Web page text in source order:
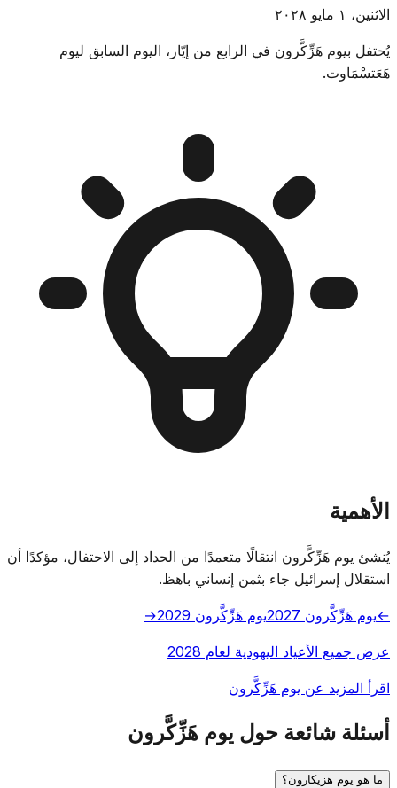
الاثنين، ١ مايو ٢٠٢٨
يُحتفل بيوم هَزِّكَّرون في الرابع من إيّار، اليوم السابق ليوم
هَعَتسْمَاوت.
الأهمية
يُنشئ يوم هَزِّكَّرون انتقالًا متعمدًا من الحداد إلى الاحتفال، مؤكدًا أن
استقلال إسرائيل جاء بثمن إنساني باهظ.
←يوم هَزِّكَّرون 2027 يوم هَزِّكَّرون 2029 →
عرض جميع الأعياد اليهودية لعام 2028
اقرأ المزيد عن يوم هَزِّكَّرون
أسئلة شائعة حول يوم هَزِّكَّرون
ما هو يوم هزيكارون؟